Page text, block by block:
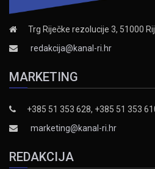
Trg Riječke rezolucije 3, 51000
redakcija@kanal-ri.hr
MARKETING
+385 51 353 628, +385 51 353
marketing@kanal-ri.hr
REDAKCIJA